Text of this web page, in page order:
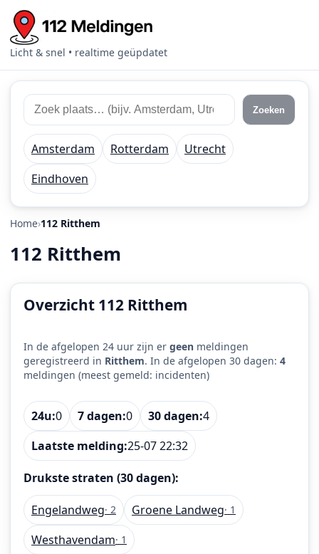
Licht & snel • realtime geüpdatet
Zoek
112
meldingen
Zoek
plaats
of
regio
Zoeken
Amsterdam Rotterdam
Utrecht
Eindhoven
Home 112 Ritthem
112 Ritthem
Overzicht 112 Ritthem
In de afgelopen 24 uur zijn er geen meldingen
geregistreerd in Ritthem. In de afgelopen 30 dagen: 4
meldingen (meest gemeld: incidenten)
24u:0 7 dagen:0 30 dagen:4
Laatste melding:25-07 22:32
Drukste straten (30 dagen):
Engelandweg· 2 Groene Landweg· 1
Westhavendam· 1